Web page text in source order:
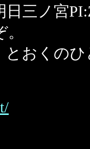
日三ノ宮
とおくの